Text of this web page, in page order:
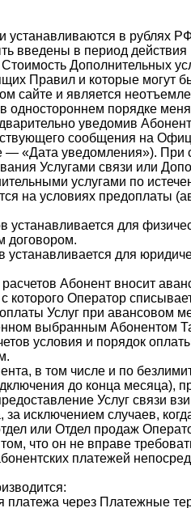
устанавливаются в рублях
введены в период
Дополнительных
Правил и которые могут
сайте и является
одностороннем порядке
уведомив
сообщения на
«Дата уведомления»). При
Услугами связи или
услугами по
на условиях предоплаты
устанавливается для
договором.
устанавливается для
Абонент вносит
которого Оператор
Услуг при авансовом
выбранным Абонентом
условия и порядок
в том числе и по
до конца месяца),
Услуг связи
за исключением случаев,
или Отдел продаж
что он не вправе
платежей
платежа через Платежные